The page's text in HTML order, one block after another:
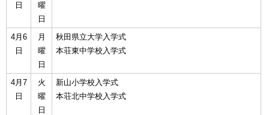
日
曜
日
4月6
日
月
曜
日
秋田県立大学入学式
本荘東中学校入学式
4月7
日
火
曜
日
新山小学校入学式
本荘北中学校入学式